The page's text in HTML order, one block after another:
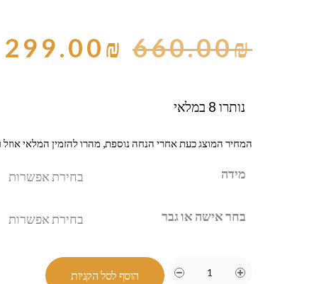
660.00₪
299.00₪
נותרו 8 במלאי
המחיר המוצג כעת אחרי הנחה נוספת, מהרו להזמין המלאי אוזל
מידה
בחר אישה או גבר
הוסף לסל הקניות